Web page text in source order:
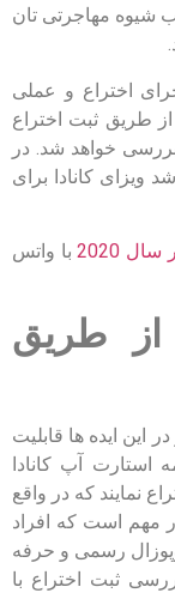
شیوه مهاجرتی تان
اختراع و عملی
از طریق ثبت اختراع
خواهد شد. در
کانادا برای
2020
با واتس
از طریق
این ایده ها قابلیت
استارت آپ کانادا
نمایند که در واقع
مهم است که افراد
رسمی و حرفه
ثبت اختراع با